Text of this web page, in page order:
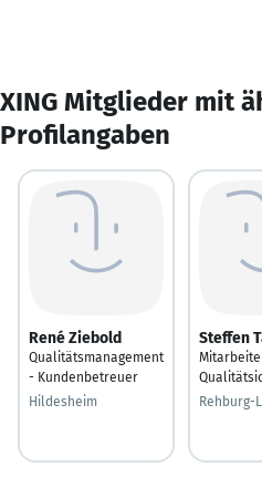
XING Mitglieder mit
Profilangaben
René Ziebold
Qualitätsmanagement
- Kundenbetreuer
Hildesheim
Steffen
Rehburg-